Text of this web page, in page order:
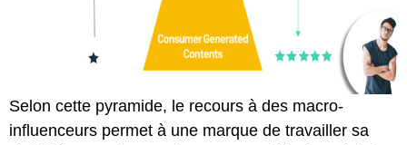
Selon cette pyramide, le recours à des macro-
influenceurs permet à une marque de travailler sa